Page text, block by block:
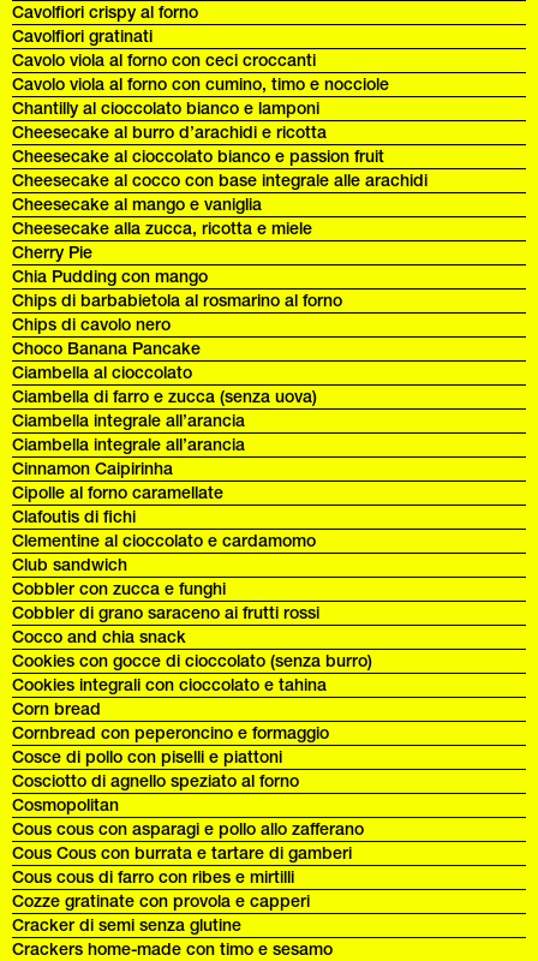
Cavolfiori crispy al forno
Cavolfiori gratinati
Cavolo viola al forno con ceci croccanti
Cavolo viola al forno con cumino, timo e nocciole
Chantilly al cioccolato bianco e lamponi
Cheesecake al burro d’arachidi e ricotta
Cheesecake al cioccolato bianco e passion fruit
Cheesecake al cocco con base integrale alle arachidi
Cheesecake al mango e vaniglia
Cheesecake alla zucca, ricotta e miele
Cherry Pie
Chia Pudding con mango
Chips di barbabietola al rosmarino al forno
Chips di cavolo nero
Choco Banana Pancake
Ciambella al cioccolato
Ciambella di farro e zucca (senza uova)
Ciambella integrale all’arancia
Ciambella integrale all’arancia
Cinnamon Caipirinha
Cipolle al forno caramellate
Clafoutis di fichi
Clementine al cioccolato e cardamomo
Club sandwich
Cobbler con zucca e funghi
Cobbler di grano saraceno ai frutti rossi
Cocco and chia snack
Cookies con gocce di cioccolato (senza burro)
Cookies integrali con cioccolato e tahina
Corn bread
Cornbread con peperoncino e formaggio
Cosce di pollo con piselli e piattoni
Cosciotto di agnello speziato al forno
Cosmopolitan
Cous cous con asparagi e pollo allo zafferano
Cous Cous con burrata e tartare di gamberi
Cous cous di farro con ribes e mirtilli
Cozze gratinate con provola e capperi
Cracker di semi senza glutine
Crackers home-made con timo e sesamo